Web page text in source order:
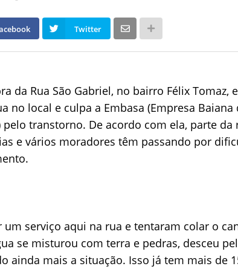
Twitter
da Rua São Gabriel, no bairro Félix Tomaz,
no local e culpa a Embasa (Empresa Baiana
pelo transtorno. De acordo com ela, parte da
e vários moradores têm passando por
um serviço aqui na rua e tentaram colar o
se misturou com terra e pedras, desceu
ainda mais a situação. Isso já tem mais de